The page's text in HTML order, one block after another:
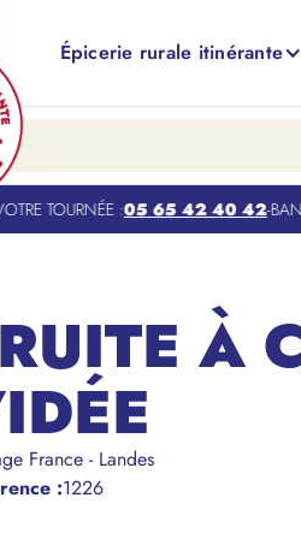
Épicerie rurale itinérante
TOURNÉE :05 65 42 40 42-
À
France - Landes
:1226